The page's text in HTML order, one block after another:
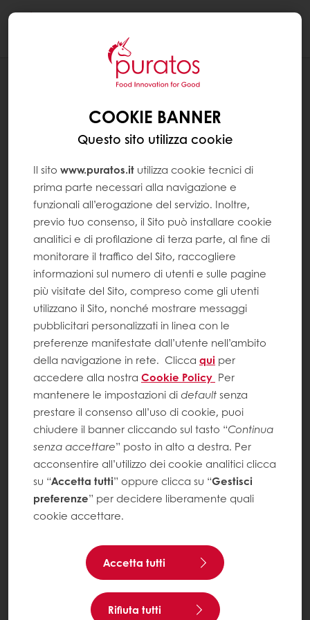
YUCATAN MAESTRI PASTICCERI ALLA
SCOPERTA DELLE ORIGINI DEL CACAO
COOKIE BANNER
Questo sito utilizza cookie
Il sito www.puratos.it utilizza cookie tecnici di
prima parte necessari alla navigazione e
funzionali all’erogazione del servizio. Inoltre,
previo tuo consenso, il Sito può installare cookie
analitici e di profilazione di terza parte, al fine di
monitorare il traffico del Sito, raccogliere
informazioni sul numero di utenti e sulle pagine
più visitate del Sito, compreso come gli utenti
utilizzano il Sito, nonché mostrare messaggi
pubblicitari personalizzati in linea con le
preferenze manifestate dall’utente nell’ambito
della navigazione in rete. Clicca qui per
accedere alla nostra Cookie Policy Per
mantenere le impostazioni didefaultsenza
prestare il consenso all’uso di cookie, puoi
chiudere il banner cliccando sul tasto “Continua
senza accettare” posto in alto a destra. Per
acconsentire all’utilizzo dei cookie analitici clicca
su “Accetta tutti” oppure clicca su “Gestisci
preferenze” per decidere liberamente quali
cookie accettare.
Accetta tutti
Rifiuta tutti